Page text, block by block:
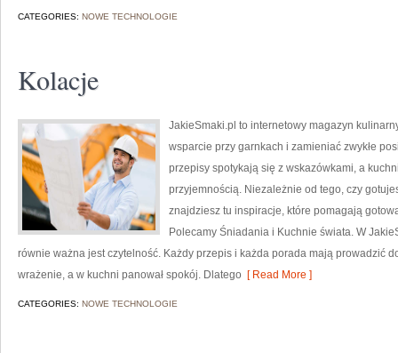
CATEGORIES: NOWE TECHNOLOGIE
Kolacje
JakieSmaki.pl to internetowy magazyn
wsparcie przy garnkach i zamieniać zwykłe
przepisy spotykają się z wskazówkami, a
przyjemnością. Niezależnie od tego, czy
znajdziesz tu inspiracje, które pomagają
Polecamy Śniadania i Kuchnie świata. W
równie ważna jest czytelność. Każdy przepis i każda porada mają prowadzić
wrażenie, a w kuchni panował spokój. Dlatego [ Read More ]
CATEGORIES: NOWE TECHNOLOGIE